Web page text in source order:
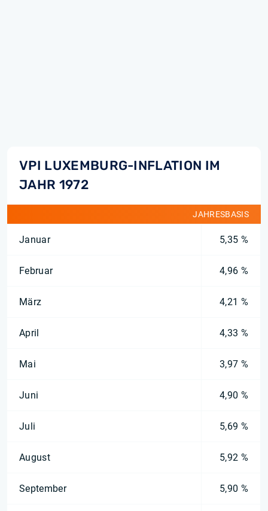
VPI LUXEMBURG-INFLATION IM
JAHR 1972
JAHRESBASIS
Januar 5,35 %
Februar 4,96 %
März 4,21 %
April 4,33 %
Mai 3,97 %
Juni 4,90 %
Juli 5,69 %
August 5,92 %
September 5,90 %